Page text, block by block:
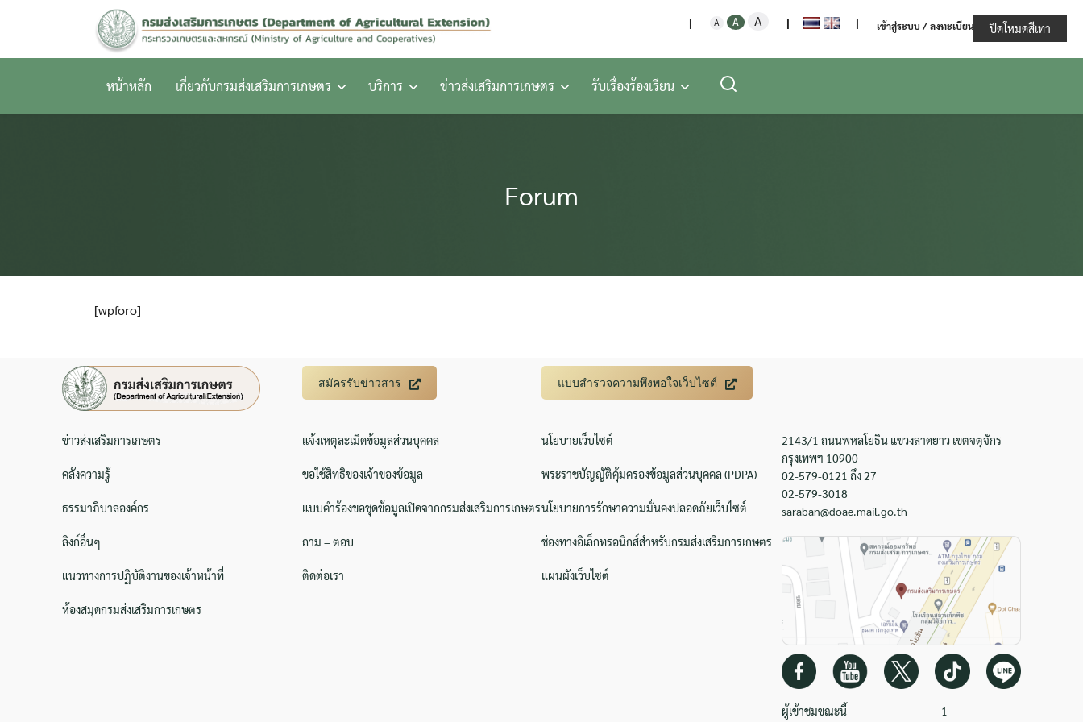
กรมส่งเสริมการเกษตร กระทรวงเกษตรและสหกรณ์
A Decrease
fontAReset
font
A Increase
| | เข้าสู่ระบบ / ลงทะเบียน
หน้าหลัก เกี่ยวกับกรมส่งเสริมการเกษตร บริการ ข่าวส่งเสริมการเกษตร รับเรื่องร้องเรียน
Forum
[wpforo]
สมัครรับข่าวสาร แบบสำรวจความพึงพอใจเว็บไซต์
ข่าวส่งเสริมการเกษตร
คลังความรู้
ธรรมาภิบาลองค์กร
ลิงก์อื่นๆ
แนวทางการปฏิบัติงานของเจ้าหน้าที่
ห้องสมุดกรมส่งเสริมการเกษตร
แจ้งเหตุละเมิดข้อมูลส่วนบุคคล
ขอใช้สิทธิของเจ้าของข้อมูล
แบบคำร้องขอชุดข้อมูลเปิดจากกรมส่งเสริมการเกษตร
ถาม – ตอบ
ติดต่อเรา
นโยบายเว็บไซต์
พระราชบัญญัติคุ้มครองข้อมูลส่วนบุคคล (PDPA)
นโยบายการรักษาความมั่นคงปลอดภัยเว็บไซต์
ช่องทางอิเล็กทรอนิกส์สำหรับกรมส่งเสริมการเกษตร
แผนผังเว็บไซต์
2143/1 ถนนพหลโยธิน แขวงลาดยาว เขตจตุจักร
กรุงเทพฯ 10900
02-579-0121 ถึง 27
02-579-3018
saraban@doae.mail.go.th
ผู้เข้าชมขณะนี้ 1
ปิดโหมดสีเทา